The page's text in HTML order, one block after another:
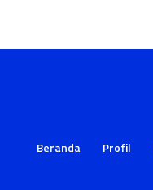
Beranda Profil